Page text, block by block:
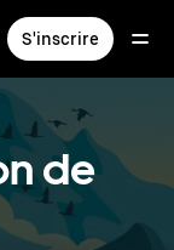
S'inscrire
de